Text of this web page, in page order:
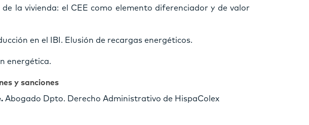
la vivienda: el CEE como elemento diferenciador y de valor
en el IBI. Elusión de recargas energéticos.
energética.
y sanciones
Abogado Dpto. Derecho Administrativo de HispaColex